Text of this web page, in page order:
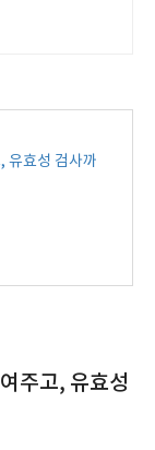
유효성 검사까
주고, 유효성